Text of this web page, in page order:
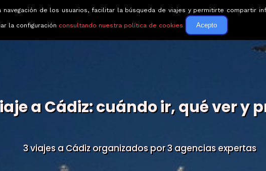
emocionan
Circuitos
a Cádiz: cuándo ir, qué ver y
3 viajes a Cádiz organizados por 3 agencias expertas
de los usuarios, facilitar la búsqueda de viajes y permitirte compartir
la configuración consultando nuestra política de cookies Acepto